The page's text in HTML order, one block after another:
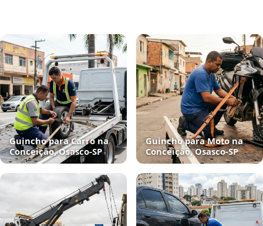
Guincho para Carro na
Conceição, Osasco‑SP
Guincho para Moto na
Conceição, Osasco‑SP